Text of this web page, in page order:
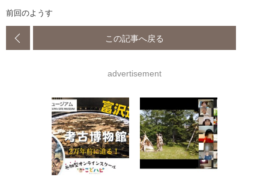
前回のようす
この記事へ戻る
advertisement